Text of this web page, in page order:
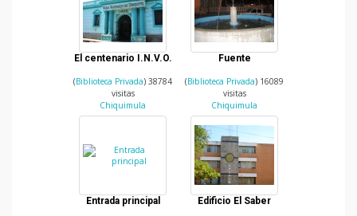
El centenario I.N.V.O.
(Biblioteca Privada) 38784
visitas
Chiquimula
Fuente
(Biblioteca Privada) 16089
visitas
Chiquimula
Entrada principal Edificio El Saber